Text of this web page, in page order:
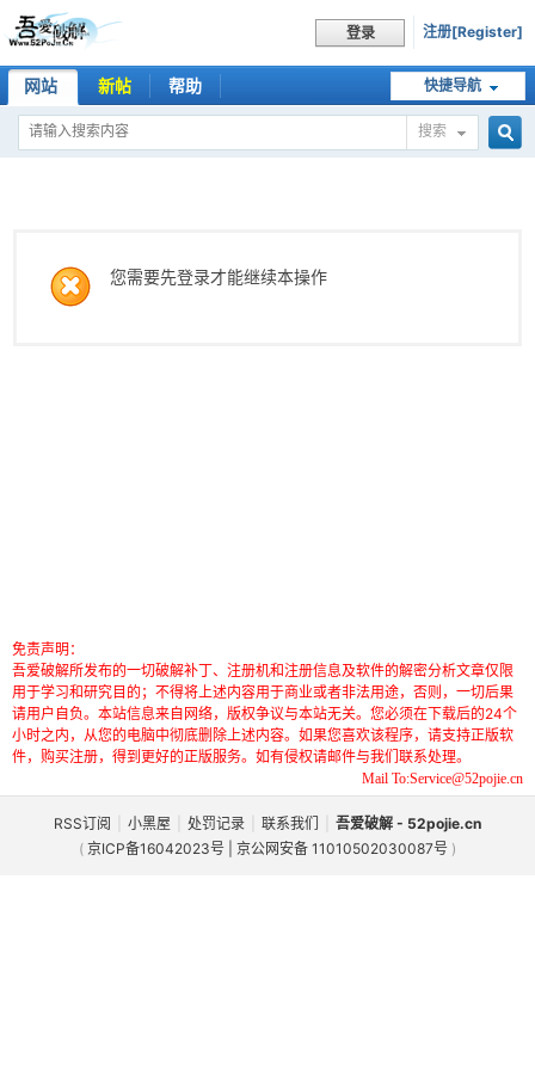
登录 注册[Register]
快捷导航
网站 新帖 帮助
搜索
您需要先登录才能继续本操作
免责声明：
吾爱破解所发布的一切破解补丁、注册机和注册信息及软件的解密分析文章仅限
用于学习和研究目的；不得将上述内容用于商业或者非法用途，否则，一切后果
请用户自负。本站信息来自网络，版权争议与本站无关。您必须在下载后的24个
小时之内，从您的电脑中彻底删除上述内容。如果您喜欢该程序，请支持正版软
件，购买注册，得到更好的正版服务。如有侵权请邮件与我们联系处理。
Mail To:Service@52pojie.cn
RSS订阅 小黑屋 处罚记录 联系我们
吾爱破解 - 52pojie.cn
( 京ICP备16042023号 | 京公网安备 11010502030087号 )